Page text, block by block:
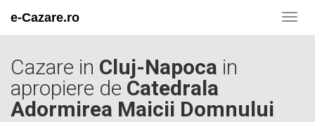
e-Cazare.ro
Cazare in Cluj-Napoca in
apropiere de Catedrala
Adormirea Maicii Domnului